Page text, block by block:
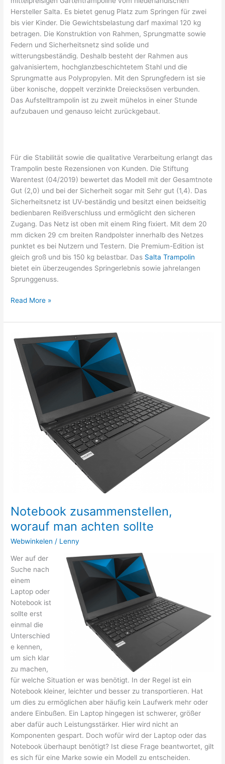
Hersteller Salta. Es bietet genug Platz zum Springen für zwei
bis vier Kinder. Die Gewichtsbelastung darf maximal 120 kg
betragen. Die Konstruktion von Rahmen, Sprungmatte sowie
Federn und Sicherheitsnetz sind solide und
witterungsbeständig. Deshalb besteht der Rahmen aus
galvanisiertem, hochglanzbeschichtetem Stahl und die
Sprungmatte aus Polypropylen. Mit den Sprungfedern ist sie
über konische, doppelt verzinkte Dreiecksösen verbunden.
Das Aufstelltrampolin ist zu zweit mühelos in einer Stunde
aufzubauen und genauso leicht zurückgebaut.
Für die Stabilität sowie die qualitative Verarbeitung erlangt das
Trampolin beste Rezensionen von Kunden. Die Stiftung
Warentest (04/2019) bewertet das Modell mit der Gesamtnote
Gut (2,0) und bei der Sicherheit sogar mit Sehr gut (1,4). Das
Sicherheitsnetz ist UV-beständig und besitzt einen beidseitig
bedienbaren Reißverschluss und ermöglicht den sicheren
Zugang. Das Netz ist oben mit einem Ring fixiert. Mit dem 20
mm dicken 29 cm breiten Randpolster innerhalb des Netzes
punktet es bei Nutzern und Testern. Die Premium-Edition ist
gleich groß und bis 150 kg belastbar. Das Salta Trampolin
bietet ein überzeugendes Springerlebnis sowie jahrelangen
Sprunggenuss.
Das
Trampolin
Spaß
und
Austoben
Kinder
Read More »
Notebook zusammenstellen,
worauf man achten sollte
Webwinkelen / Lenny
Wer auf der
Suche nach
einem
Laptop oder
Notebook ist
sollte erst
einmal die
Unterschied
e kennen,
um sich klar
zu machen,
für welche Situation er was benötigt. In der Regel ist ein
Notebook kleiner, leichter und besser zu transportieren. Hat
um dies zu ermöglichen aber häufig kein Laufwerk mehr oder
andere Einbußen. Ein Laptop hingegen ist schwerer, größer
aber dafür auch Leistungsstärker. Hier wird nicht an
Komponenten gespart. Doch wofür wird der Laptop oder das
Notebook überhaupt benötigt? Ist diese Frage beantwortet, gilt
es sich für eine Marke sowie ein Modell zu entscheiden.